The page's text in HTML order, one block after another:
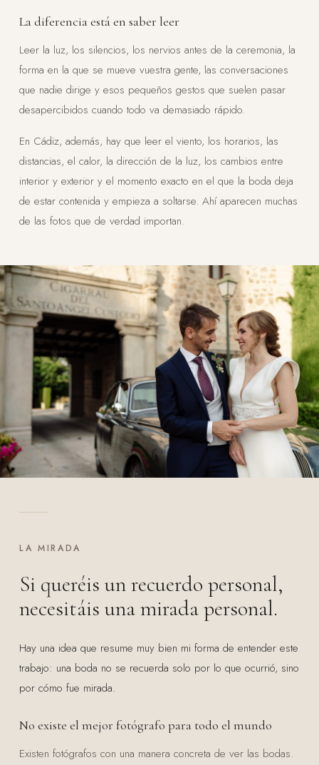
La diferencia está en saber leer
Leer la luz, los silencios, los nervios antes de la ceremonia, la
forma en la que se mueve vuestra gente, las conversaciones
que nadie dirige y esos pequeños gestos que suelen pasar
desapercibidos cuando todo va demasiado rápido.
En Cádiz, además, hay que leer el viento, los horarios, las
distancias, el calor, la dirección de la luz, los cambios entre
interior y exterior y el momento exacto en el que la boda deja
de estar contenida y empieza a soltarse. Ahí aparecen muchas
de las fotos que de verdad importan.
LA MIRADA
Si queréis un recuerdo personal,
necesitáis una mirada personal.
Hay una idea que resume muy bien mi forma de entender este
trabajo: una boda no se recuerda solo por lo que ocurrió, sino
por cómo fue mirada.
No existe el mejor fotógrafo para todo el mundo
Existen fotógrafos con una manera concreta de ver las bodas.